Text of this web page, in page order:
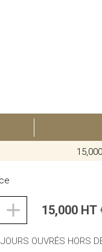
15,000 HT
OUVRÉS HORS